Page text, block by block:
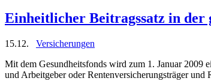
Einheitlicher Beitragssatz in der
15.12.
Versicherungen
Mit dem Gesundheitsfonds wird zum 1. Januar 2009
und Arbeitgeber oder Rentenversicherungsträger und